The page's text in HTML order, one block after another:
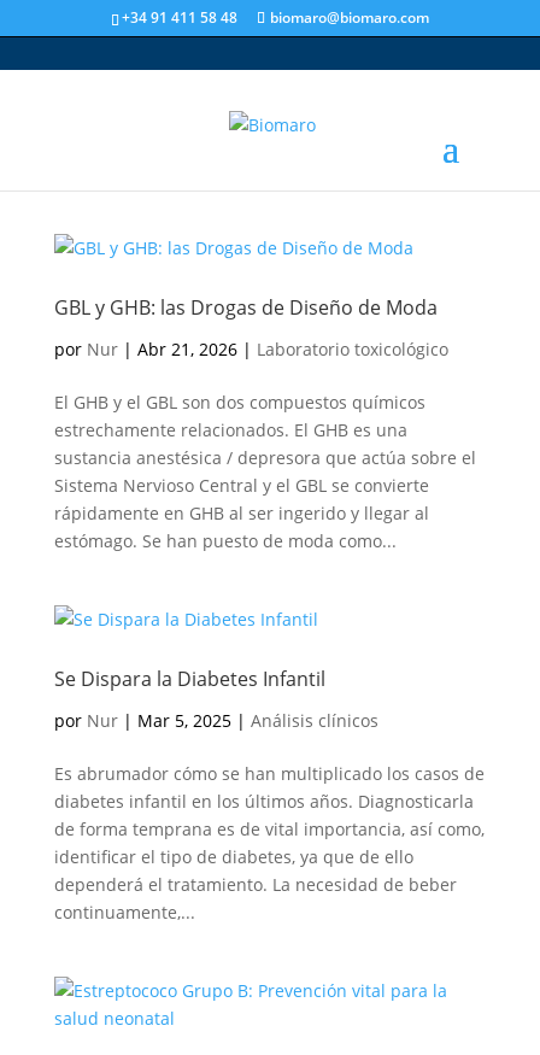
+34 91 411 58 48 biomaro@biomaro.com
GBL y GHB: las Drogas de Diseño de Moda
por Nur| Abr 21, 2026| Laboratorio toxicológico
El GHB y el GBL son dos compuestos químicos
estrechamente relacionados. El GHB es una
sustancia anestésica / depresora que actúa sobre el
Sistema Nervioso Central y el GBL se convierte
rápidamente en GHB al ser ingerido y llegar al
estómago. Se han puesto de moda como...
Se Dispara la Diabetes Infantil
por Nur| Mar 5, 2025| Análisis clínicos
Es abrumador cómo se han multiplicado los casos de
diabetes infantil en los últimos años. Diagnosticarla
de forma temprana es de vital importancia, así como,
identificar el tipo de diabetes, ya que de ello
dependerá el tratamiento. La necesidad de beber
continuamente,...